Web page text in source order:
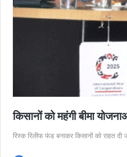
किसानों को महंगी बीमा
रिस्क रिलीफ फंड बनाकर किसानों को राहत